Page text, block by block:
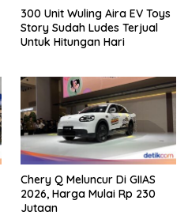
300 Unit Wuling Aira EV Toys
Story Sudah Ludes Terjual
Untuk Hitungan Hari
Chery Q Meluncur Di GIIAS
2026, Harga Mulai Rp 230
Jutaan